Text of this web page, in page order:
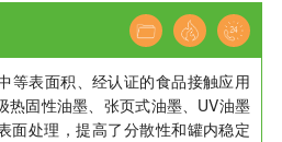
等表面积、经认证的食品接触应用
热固性油墨、张页式油墨、UV油墨
面处理，提高了分散性和罐内稳定